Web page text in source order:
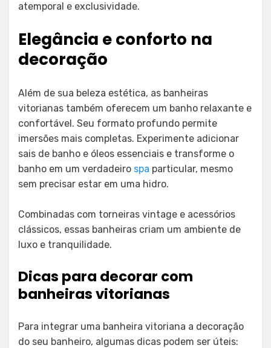
atemporal e exclusividade.
Elegância e conforto na
decoração
Além de sua beleza estética, as banheiras
vitorianas também oferecem um banho relaxante e
confortável. Seu formato profundo permite
imersões mais completas. Experimente adicionar
sais de banho e óleos essenciais e transforme o
banho em um verdadeiro spa particular, mesmo
sem precisar estar em uma hidro.
Combinadas com torneiras vintage e acessórios
clássicos, essas banheiras criam um ambiente de
luxo e tranquilidade.
Dicas para decorar com
banheiras vitorianas
Para integrar uma banheira vitoriana a decoração
do seu banheiro, algumas dicas podem ser úteis: